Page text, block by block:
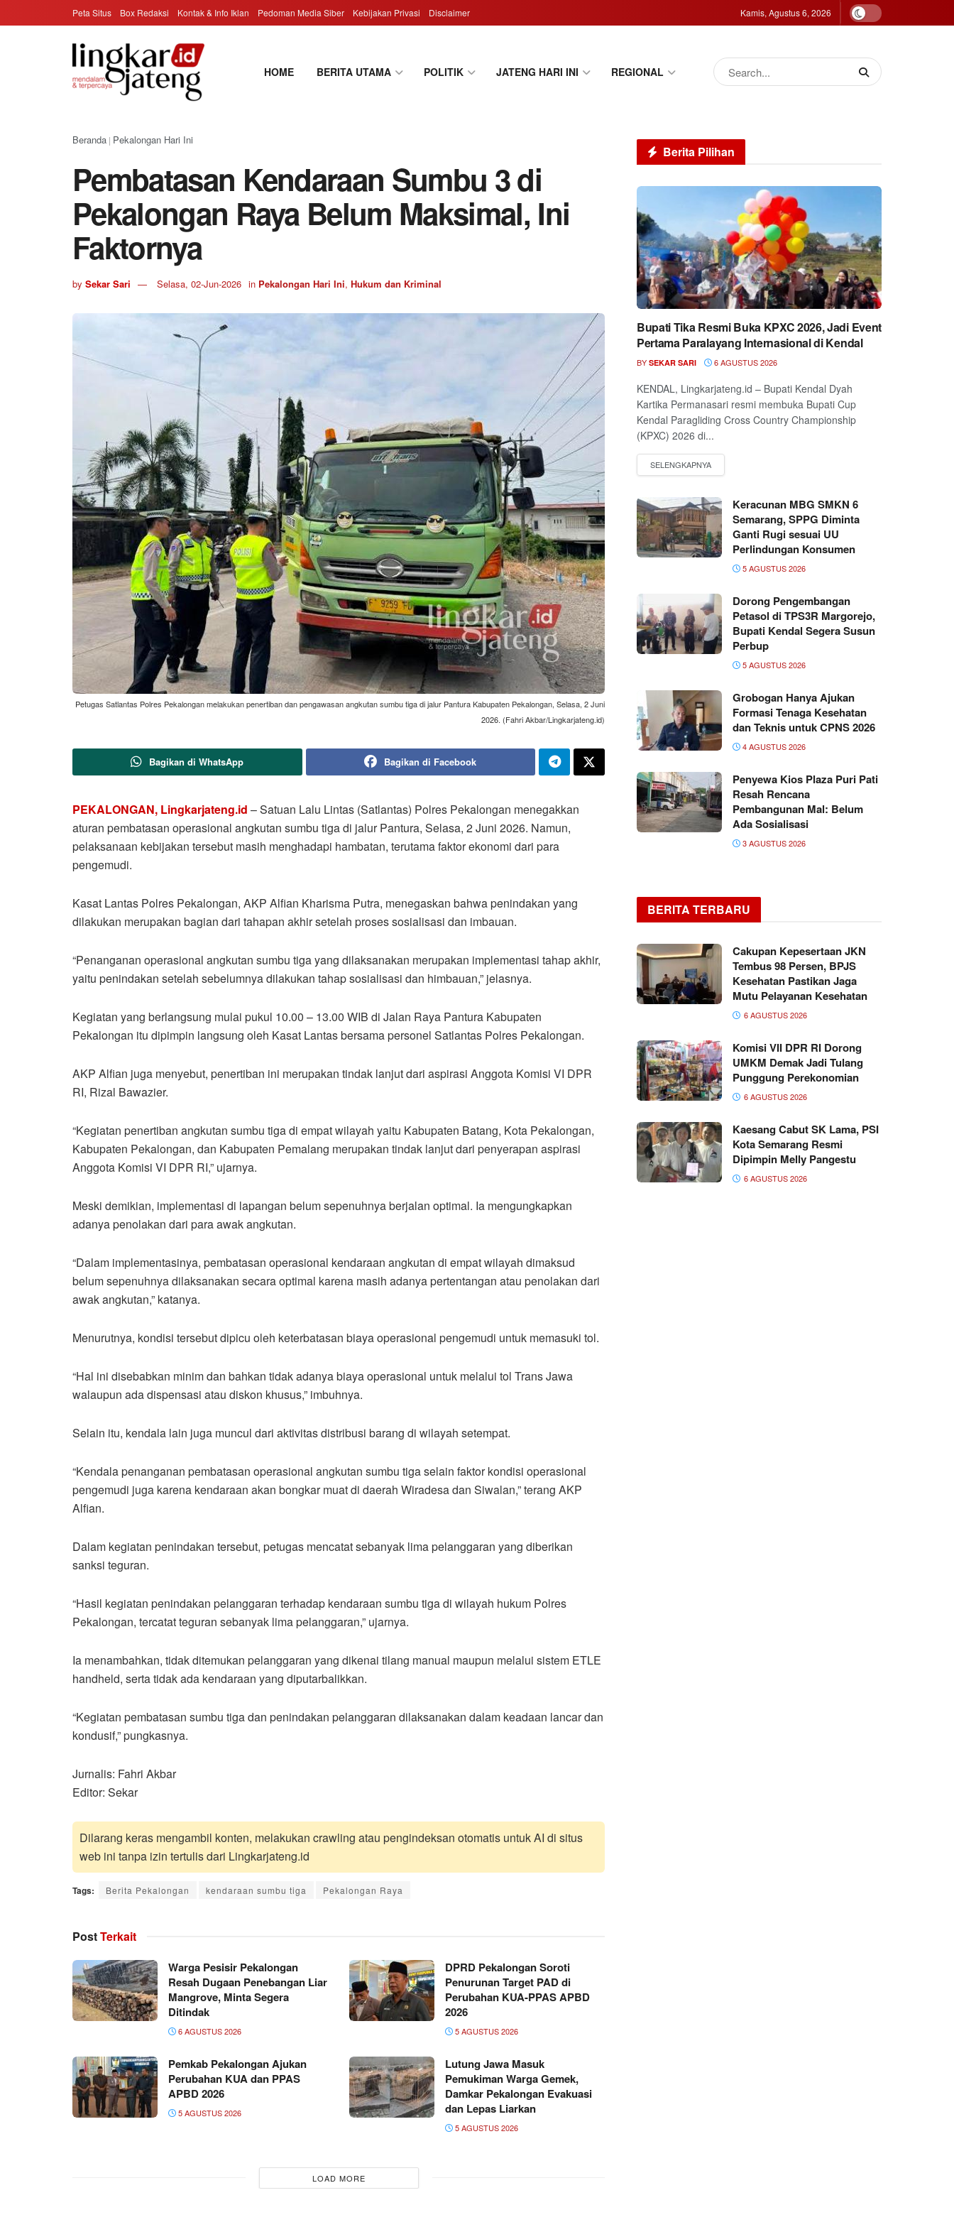
Peta Situs Box Redaksi Kontak & Info Iklan Pedoman Media Siber Kebijakan Privasi Disclaimer Kamis, Agustus 6, 2026
HOME BERITA UTAMA POLITIK JATENG HARI INI REGIONAL
Beranda | Pekalongan Hari Ini
Pembatasan Kendaraan Sumbu 3 di
Pekalongan Raya Belum Maksimal, Ini
Faktornya
by Sekar Sari Selasa, 02-Jun-2026 in Pekalongan Hari Ini, Hukum dan Kriminal
Petugas Satlantas Polres Pekalongan melakukan penertiban dan pengawasan angkutan sumbu tiga di jalur Pantura Kabupaten Pekalongan, Selasa, 2 Juni
2026. (Fahri Akbar/Lingkarjateng.id)
Bagikan di WhatsApp Bagikan di Facebook
PEKALONGAN, Lingkarjateng.id – Satuan Lalu Lintas (Satlantas) Polres Pekalongan menegakkan
aturan pembatasan operasional angkutan sumbu tiga di jalur Pantura, Selasa, 2 Juni 2026. Namun,
pelaksanaan kebijakan tersebut masih menghadapi hambatan, terutama faktor ekonomi dari para
pengemudi.
Kasat Lantas Polres Pekalongan, AKP Alfian Kharisma Putra, menegaskan bahwa penindakan yang
dilakukan merupakan bagian dari tahapan akhir setelah proses sosialisasi dan imbauan.
“Penanganan operasional angkutan sumbu tiga yang dilaksanakan merupakan implementasi tahap akhir,
yaitu penindakan setelah sebelumnya dilakukan tahap sosialisasi dan himbauan,” jelasnya.
Kegiatan yang berlangsung mulai pukul 10.00 – 13.00 WIB di Jalan Raya Pantura Kabupaten
Pekalongan itu dipimpin langsung oleh Kasat Lantas bersama personel Satlantas Polres Pekalongan.
AKP Alfian juga menyebut, penertiban ini merupakan tindak lanjut dari aspirasi Anggota Komisi VI DPR
RI, Rizal Bawazier.
“Kegiatan penertiban angkutan sumbu tiga di empat wilayah yaitu Kabupaten Batang, Kota Pekalongan,
Kabupaten Pekalongan, dan Kabupaten Pemalang merupakan tindak lanjut dari penyerapan aspirasi
Anggota Komisi VI DPR RI,” ujarnya.
Meski demikian, implementasi di lapangan belum sepenuhnya berjalan optimal. Ia mengungkapkan
adanya penolakan dari para awak angkutan.
“Dalam implementasinya, pembatasan operasional kendaraan angkutan di empat wilayah dimaksud
belum sepenuhnya dilaksanakan secara optimal karena masih adanya pertentangan atau penolakan dari
awak angkutan,” katanya.
Menurutnya, kondisi tersebut dipicu oleh keterbatasan biaya operasional pengemudi untuk memasuki tol.
“Hal ini disebabkan minim dan bahkan tidak adanya biaya operasional untuk melalui tol Trans Jawa
walaupun ada dispensasi atau diskon khusus,” imbuhnya.
Selain itu, kendala lain juga muncul dari aktivitas distribusi barang di wilayah setempat.
“Kendala penanganan pembatasan operasional angkutan sumbu tiga selain faktor kondisi operasional
pengemudi juga karena kendaraan akan bongkar muat di daerah Wiradesa dan Siwalan,” terang AKP
Alfian.
Dalam kegiatan penindakan tersebut, petugas mencatat sebanyak lima pelanggaran yang diberikan
sanksi teguran.
“Hasil kegiatan penindakan pelanggaran terhadap kendaraan sumbu tiga di wilayah hukum Polres
Pekalongan, tercatat teguran sebanyak lima pelanggaran,” ujarnya.
Ia menambahkan, tidak ditemukan pelanggaran yang dikenai tilang manual maupun melalui sistem ETLE
handheld, serta tidak ada kendaraan yang diputarbalikkan.
“Kegiatan pembatasan sumbu tiga dan penindakan pelanggaran dilaksanakan dalam keadaan lancar dan
kondusif,” pungkasnya.
Jurnalis: Fahri Akbar
Editor: Sekar
Dilarang keras mengambil konten, melakukan crawling atau pengindeksan otomatis untuk AI di situs
web ini tanpa izin tertulis dari Lingkarjateng.id
Tags: Berita Pekalongan kendaraan sumbu tiga Pekalongan Raya
PostTerkait
Warga Pesisir Pekalongan
Resah Dugaan Penebangan Liar
Mangrove, Minta Segera
Ditindak
6 AGUSTUS 2026
DPRD Pekalongan Soroti
Penurunan Target PAD di
Perubahan KUA-PPAS APBD
2026
5 AGUSTUS 2026
Pemkab Pekalongan Ajukan
Perubahan KUA dan PPAS
APBD 2026
5 AGUSTUS 2026
Lutung Jawa Masuk
Pemukiman Warga Gemek,
Damkar Pekalongan Evakuasi
dan Lepas Liarkan
5 AGUSTUS 2026
LOAD MORE
Berita Pilihan
Bupati Tika Resmi Buka KPXC 2026, Jadi Event
Pertama Paralayang Internasional di Kendal
BY SEKAR SARI 6 AGUSTUS 2026
KENDAL, Lingkarjateng.id – Bupati Kendal Dyah
Kartika Permanasari resmi membuka Bupati Cup
Kendal Paragliding Cross Country Championship
(KPXC) 2026 di...
Keracunan MBG SMKN 6
Semarang, SPPG Diminta
Ganti Rugi sesuai UU
Perlindungan Konsumen
5 AGUSTUS 2026
Dorong Pengembangan
Petasol di TPS3R Margorejo,
Bupati Kendal Segera Susun
Perbup
5 AGUSTUS 2026
Grobogan Hanya Ajukan
Formasi Tenaga Kesehatan
dan Teknis untuk CPNS 2026
4 AGUSTUS 2026
Penyewa Kios Plaza Puri Pati
Resah Rencana
Pembangunan Mal: Belum
Ada Sosialisasi
3 AGUSTUS 2026
BERITA TERBARU
Cakupan Kepesertaan JKN
Tembus 98 Persen, BPJS
Kesehatan Pastikan Jaga
Mutu Pelayanan Kesehatan
6 AGUSTUS 2026
Komisi VII DPR RI Dorong
UMKM Demak Jadi Tulang
Punggung Perekonomian
6 AGUSTUS 2026
Kaesang Cabut SK Lama, PSI
Kota Semarang Resmi
Dipimpin Melly Pangestu
6 AGUSTUS 2026